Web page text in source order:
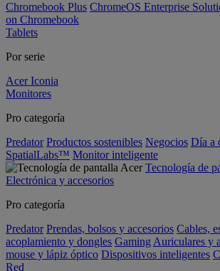
Chromebook Plus ChromeOS Enterprise
on Chromebook
Tablets
Por serie
Acer Iconia
Monitores
Pro categoría
Predator Productos sostenibles Negocios Día a
SpatialLabs™ Monitor inteligente
Tecnología de
Electrónica y accesorios
Pro categoría
Predator Prendas, bolsos y accesorios Cables,
acoplamiento y dongles Gaming Auriculares y
mouse y lápiz óptico Dispositivos inteligentes
Red